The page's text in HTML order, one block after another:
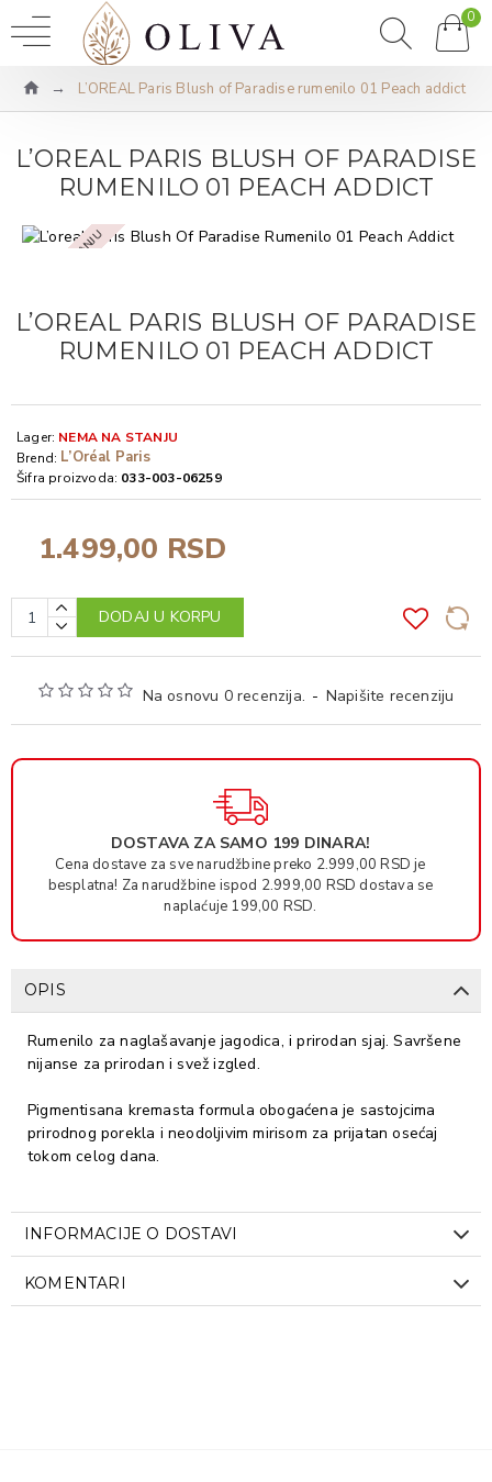
0
L’OREAL Paris Blush of Paradise rumenilo 01 Peach addict
L’OREAL PARIS BLUSH OF PARADISE
RUMENILO 01 PEACH ADDICT
NEMA NA STANJU
L’OREAL PARIS BLUSH OF PARADISE
RUMENILO 01 PEACH ADDICT
Na osnovu 0 recenzija. - Napišite recenziju
1.499,00 RSD
Lager: NEMA NA STANJU
Brend: L’Oréal Paris
Šifra proizvoda: 033-003-06259
DODAJ U KORPU
DOSTAVA ZA SAMO 199 DINARA!
Cena dostave za sve narudžbine preko 2.999,00 RSD je
besplatna! Za narudžbine ispod 2.999,00 RSD dostava se
naplaćuje 199,00 RSD.
OPIS
Rumenilo za naglašavanje jagodica, i prirodan sjaj. Savršene
nijanse za prirodan i svež izgled.
Pigmentisana kremasta formula obogaćena je sastojcima
prirodnog porekla i neodoljivim mirisom za prijatan osećaj
tokom celog dana.
INFORMACIJE O DOSTAVI
KOMENTARI